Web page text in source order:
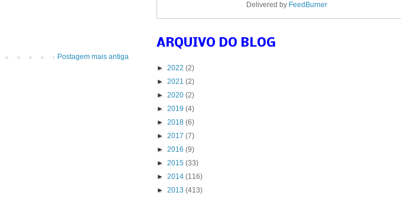
Postagem mais antiga
Delivered by FeedBurner
ARQUIVO DO BLOG
► 2022 (2)
► 2021 (2)
► 2020 (2)
► 2019 (4)
► 2018 (6)
► 2017 (7)
► 2016 (9)
► 2015 (33)
► 2014 (116)
► 2013 (413)